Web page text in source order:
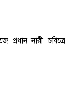
প্রধান নারী চরিত্রে